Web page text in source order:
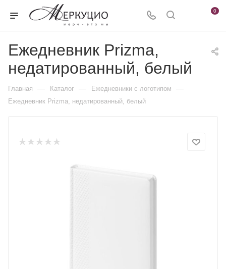
0
Ежедневник Prizma,
недатированный, белый
Главная — Каталог — Ежедневники c логотипом —
Ежедневник Prizma, недатированный, белый